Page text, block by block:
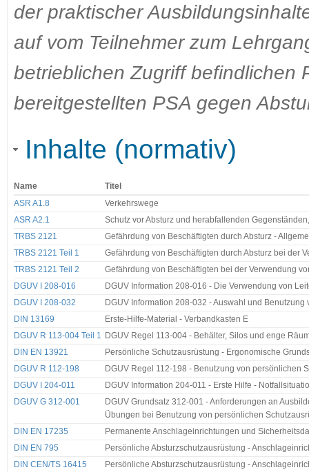
der praktischer
auf vom Teilnehmer zum
betrieblichen Zugriff befindlichen
bereitgestellten PSA gegen
Inhalte (normativ)
Name
Titel
ASR A1.8
Verkehrswege
ASR A2.1
Schutz vor Absturz und herabfallenden
TRBS 2121
Gefährdung von Beschäftigten durch Absturz -
TRBS 2121 Teil 1
Gefährdung von Beschäftigten durch Absturz bei der
TRBS 2121 Teil 2
Gefährdung von Beschäftigten bei der Verwendung
DGUV I 208-016
DGUV Information 208-016 - Die Verwendung von
DGUV I 208-032
DGUV Information 208-032 - Auswahl und Benutzung
DIN 13169
Erste-Hilfe-Material - Verbandkasten E
DGUV R 113-004 Teil 1 DGUV Regel 113-004 - Behälter, Silos und enge
DIN EN 13921
Persönliche Schutzausrüstung - Ergonomische
DGUV R 112-198
DGUV Regel 112-198 - Benutzung von persönlichen
DGUV I 204-011
DGUV Information 204-011 - Erste Hilfe -
DGUV G 312-001
DGUV Grundsatz 312-001 - Anforderungen an
Übungen bei Benutzung von persönlichen
DIN EN 17235
Permanente Anschlageinrichtungen und
DIN EN 795
Persönliche Absturzschutzausrüstung -
DIN CEN/TS 16415
Persönliche Absturzschutzausrüstung -